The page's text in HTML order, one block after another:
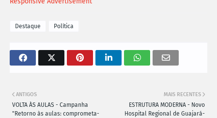
Destaque Política
MAIS RECENTES
ESTRUTURA MODERNA - Novo
Hospital Regional de Guajará-
ANTIGOS
VOLTA ÀS AULAS - Campanha
"Retorno às aulas: comprometa-